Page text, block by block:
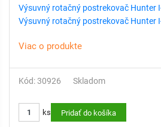
Výsuvný rotačný postrekovač Hunter
Výsuvný rotačný postrekovač Hunter
Viac o produkte
Kód: 30926 Skladom
ks Pridať do košíka